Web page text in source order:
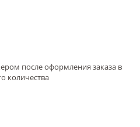
после оформления заказа в
количества